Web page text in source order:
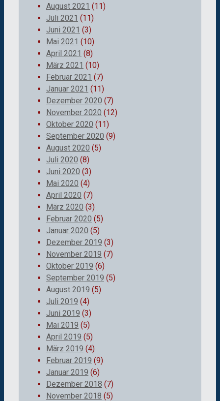
August 2021 (11)
Juli 2021 (11)
Juni 2021 (3)
Mai 2021 (10)
April 2021 (8)
März 2021 (10)
Februar 2021 (7)
Januar 2021 (11)
Dezember 2020 (7)
November 2020 (12)
Oktober 2020 (11)
September 2020 (9)
August 2020 (5)
Juli 2020 (8)
Juni 2020 (3)
Mai 2020 (4)
April 2020 (7)
März 2020 (3)
Februar 2020 (5)
Januar 2020 (5)
Dezember 2019 (3)
November 2019 (7)
Oktober 2019 (6)
September 2019 (5)
August 2019 (5)
Juli 2019 (4)
Juni 2019 (3)
Mai 2019 (5)
April 2019 (5)
März 2019 (4)
Februar 2019 (9)
Januar 2019 (6)
Dezember 2018 (7)
November 2018 (5)